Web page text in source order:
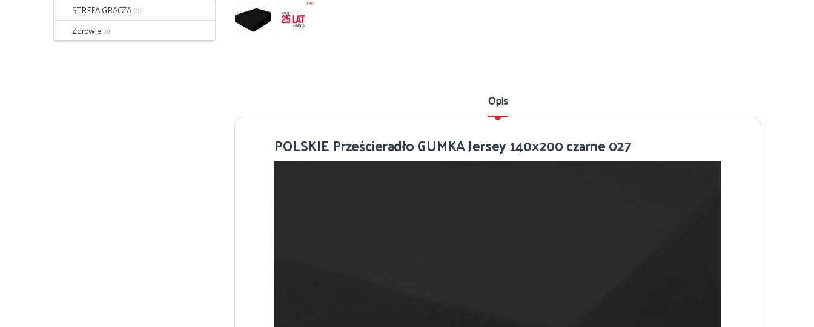
Opis
POLSKIE Prześcieradło GUMKA Jersey 140×200 czarne 027
STREFA GRACZA(0)
Zdrowie(3)